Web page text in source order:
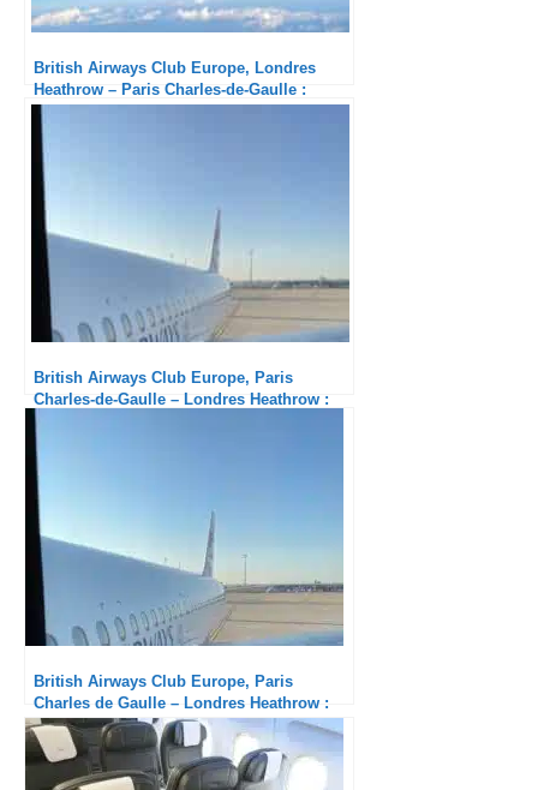
British Airways Club Europe, Londres
Heathrow – Paris Charles-de-Gaulle :
British Airways Club Europe, Paris
Charles-de-Gaulle – Londres Heathrow :
Honnête
British Airways Club Europe, Paris
Charles de Gaulle – Londres Heathrow :
Solide